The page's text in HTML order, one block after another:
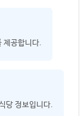
제공합니다.
당 정보입니다.